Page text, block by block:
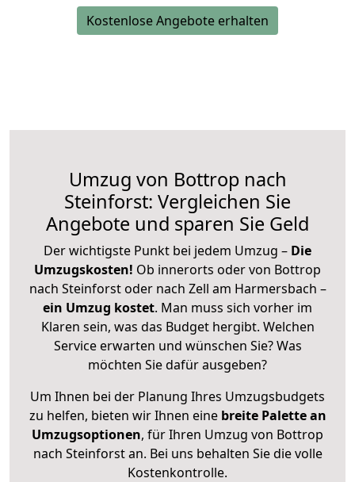
Kostenlose Angebote erhalten
Umzug von Bottrop nach
Steinforst: Vergleichen Sie
Angebote und sparen Sie Geld
Der wichtigste Punkt bei jedem Umzug – Die
Umzugskosten! Ob innerorts oder von Bottrop
nach Steinforst oder nach Zell am Harmersbach –
ein Umzug kostet. Man muss sich vorher im
Klaren sein, was das Budget hergibt. Welchen
Service erwarten und wünschen Sie? Was
möchten Sie dafür ausgeben?
Um Ihnen bei der Planung Ihres Umzugsbudgets
zu helfen, bieten wir Ihnen eine breite Palette an
Umzugsoptionen, für Ihren Umzug von Bottrop
nach Steinforst an. Bei uns behalten Sie die volle
Kostenkontrolle.